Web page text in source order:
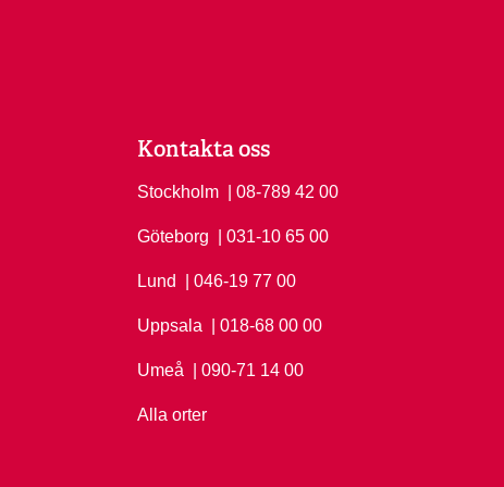
Kontakta oss
Stockholm Ring Stockholm på
| 08-789 42 00
Göteborg Ring Göteborg på
| 031-10 65 00
Lund Ring Lund på
| 046-19 77 00
Uppsala Ring Uppsala på
| 018-68 00 00
Umeå Ring Umeå på
| 090-71 14 00
Alla orter